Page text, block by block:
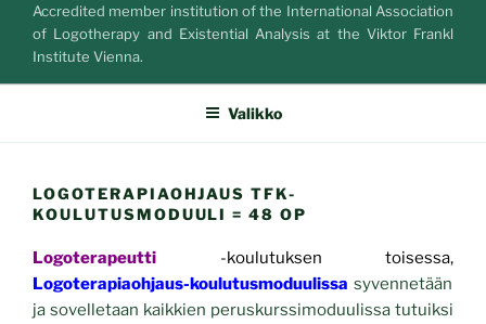
Accredited member institution of the International Association
of Logotherapy and Existential Analysis at the Viktor Frankl
Institute Vienna.
Valikko
LOGOTERAPIAOHJAUS TFK-
KOULUTUSMODUULI = 48 OP
Logoterapeutti
-koulutuksen toisessa,
Logoterapiaohjaus-koulutusmoduulissa syvennetään
ja sovelletaan kaikkien peruskurssimoduulissa tutuiksi